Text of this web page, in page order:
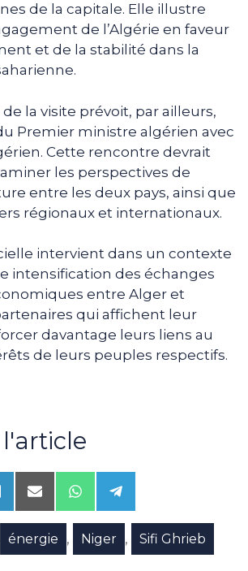
de la capitale. Elle illustre
de l’Algérie en faveur
et de la stabilité dans la
la visite prévoit, par ailleurs,
Premier ministre algérien avec
Cette rencontre devrait
les perspectives de
entre les deux pays, ainsi que
régionaux et internationaux.
intervient dans un contexte
intensification des échanges
entre Alger et
qui affichent leur
davantage leurs liens au
de leurs peuples respectifs.
Share
on
Email
Share
on
WhatsApp
Share
on
Telegram
énergie , Niger , Sifi Ghrieb